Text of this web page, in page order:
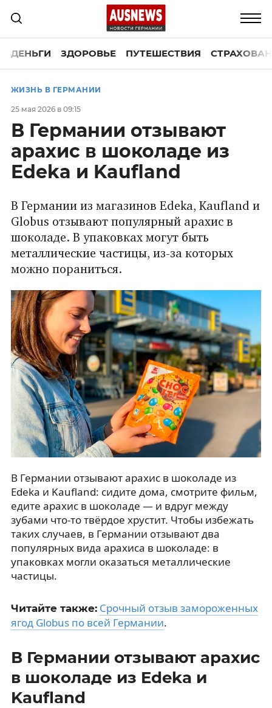
ДЕНЬГИ ЗДОРОВЬЕ ПУТЕШЕСТВИЯ
ЖИЗНЬ В ГЕРМАНИИ
25 мая 2026 в 09:15
В Германии отзывают
арахис в шоколаде из
Edeka и Kaufland
В Германии из магазинов Edeka, Kaufland и
Globus отзывают популярный арахис в
шоколаде. В упаковках могут быть
металлические частицы, из-за которых
можно пораниться.
В Германии отзывают арахис в шоколаде из
Edeka и Kaufland: сидите дома, смотрите фильм,
едите арахис в шоколаде — и вдруг между
зубами что-то твёрдое хрустит. Чтобы избежать
таких случаев, в Германии отзывают два
популярных вида арахиса в шоколаде: в
упаковках могли оказаться металлические
частицы.
Читайте также: Срочный отзыв замороженных
ягод Globus по всей Германии.
В Германии отзывают арахис
в шоколаде из Edeka и
Kaufland